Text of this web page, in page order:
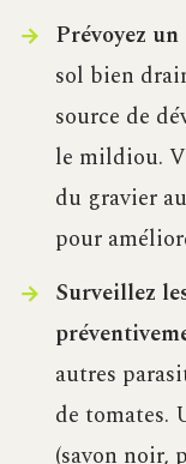
Prévoyez
sol bien
source de
le mildiou.
du gravier
pour
Surveillez
autres
de tomates.
(savon noir,